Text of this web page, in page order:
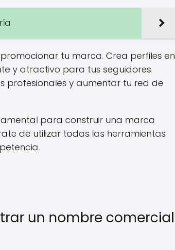
tu marca. Crea perfiles en
y atractivo para tus seguidores.
profesionales y aumentar tu red de
para construir una marca
de utilizar todas las herramientas
un nombre comercial